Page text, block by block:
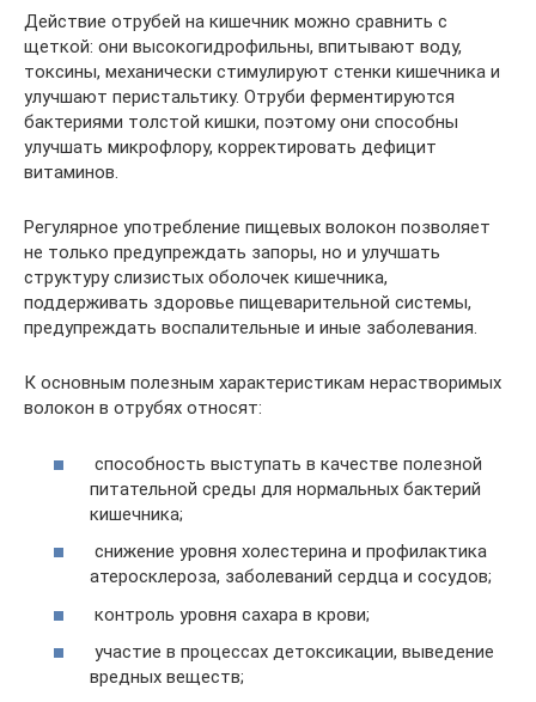
Действие отрубей на кишечник можно сравнить с
щеткой: они высокогидрофильны, впитывают воду,
токсины, механически стимулируют стенки кишечника и
улучшают перистальтику. Отруби ферментируются
бактериями толстой кишки, поэтому они способны
улучшать микрофлору, корректировать дефицит
витаминов.
Регулярное употребление пищевых волокон позволяет
не только предупреждать запоры, но и улучшать
структуру слизистых оболочек кишечника,
поддерживать здоровье пищеварительной системы,
предупреждать воспалительные и иные заболевания.
К основным полезным характеристикам нерастворимых
волокон в отрубях относят:
способность выступать в качестве полезной
питательной среды для нормальных бактерий
кишечника;
снижение уровня холестерина и профилактика
атеросклероза, заболеваний сердца и сосудов;
контроль уровня сахара в крови;
участие в процессах детоксикации, выведение
вредных веществ;